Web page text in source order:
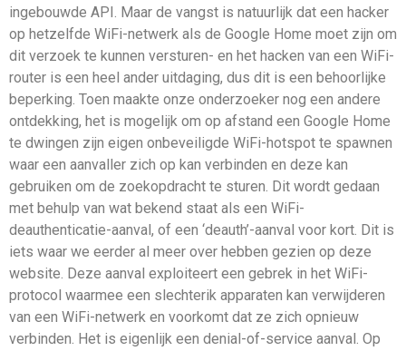
ingebouwde API. Maar de vangst is natuurlijk dat een hacker
op hetzelfde WiFi-netwerk als de Google Home moet zijn om
dit verzoek te kunnen versturen- en het hacken van een WiFi-
router is een heel ander uitdaging, dus dit is een behoorlijke
beperking. Toen maakte onze onderzoeker nog een andere
ontdekking, het is mogelijk om op afstand een Google Home
te dwingen zijn eigen onbeveiligde WiFi-hotspot te spawnen
waar een aanvaller zich op kan verbinden en deze kan
gebruiken om de zoekopdracht te sturen. Dit wordt gedaan
met behulp van wat bekend staat als een WiFi-
deauthenticatie-aanval, of een ‘deauth’-aanval voor kort. Dit is
iets waar we eerder al meer over hebben gezien op deze
website. Deze aanval exploiteert een gebrek in het WiFi-
protocol waarmee een slechterik apparaten kan verwijderen
van een WiFi-netwerk en voorkomt dat ze zich opnieuw
verbinden. Het is eigenlijk een denial-of-service aanval. Op